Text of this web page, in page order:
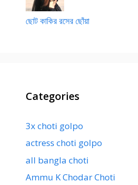
ছোট কাকির রসের ছোঁয়া
Categories
3x choti golpo
actress choti golpo
all bangla choti
Ammu K Chodar Choti